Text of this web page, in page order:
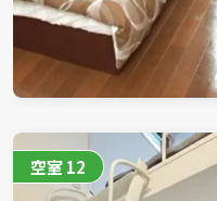
空室12